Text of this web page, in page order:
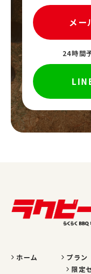
メー
24時間
ホーム
プラン
限定